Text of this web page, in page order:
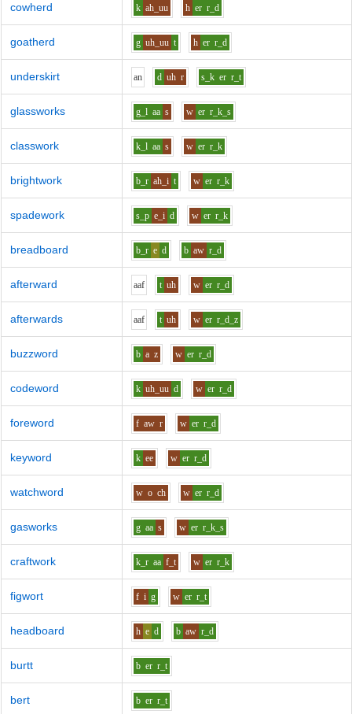
cowherd k ah_uu h er r_d
goatherd g uh_uu t h er r_d
underskirt an d uh r s_k er r_t
glassworks g_l aa s w er r_k_s
classwork k_l aa s w er r_k
brightwork b_r ah_i t w er r_k
spadework s_p e_i d w er r_k
breadboard b_r e d b aw r_d
afterward aaf t uh w er r_d
afterwards aaf t uh w er r_d_z
buzzword b a z w er r_d
codeword k uh_uu d w er r_d
foreword f aw r w er r_d
keyword k ee w er r_d
watchword w o ch w er r_d
gasworks g aa s w er r_k_s
craftwork k_r aa f_t w er r_k
figwort f i g w er r_t
headboard h e d b aw r_d
burtt b er r_t
bert b er r_t